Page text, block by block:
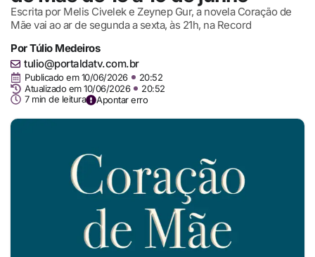
Escrita por Melis Civelek e Zeynep Gur, a novela Coração de
Mãe vai ao ar de segunda a sexta, às 21h, na Record
PorTúlio Medeiros
tulio@portaldatv.com.br
Publicado em 10/06/2026
20:52
Atualizado em 10/06/2026
20:52
7 min de leitura
Apontar erro